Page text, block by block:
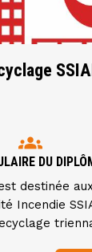
groups
DU
destinée
Incendie